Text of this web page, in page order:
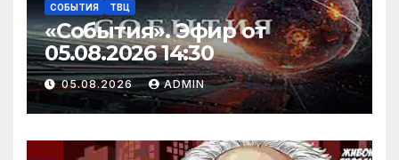
СОБЫТИЯ ТВЦ
«События». Эфир от
05.08.2026 14:30
05.08.2026 ADMIN